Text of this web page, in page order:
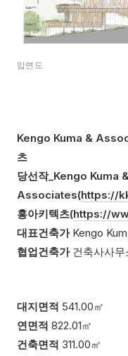
입면도
Kengo Kuma &
츠
당선작_Kengo Kuma
Associates(https://
홍아키텍츠(https://
대표건축가 Kengo
협업건축가 건축사사
대지면적 541.00㎡
연면적 822.01㎡
건축면적 311.00㎡